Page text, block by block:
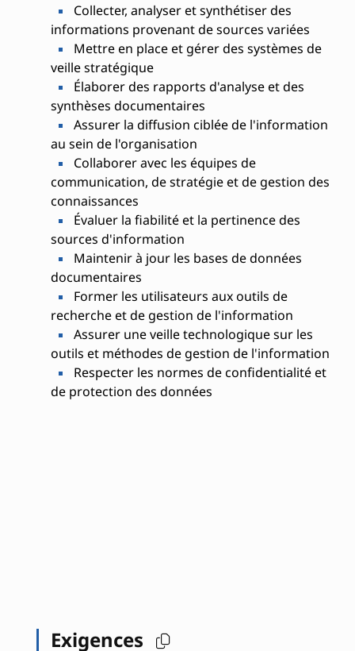
Collecter, analyser et synthétiser des
informations provenant de sources variées
Mettre en place et gérer des systèmes de
veille stratégique
Élaborer des rapports d'analyse et des
synthèses documentaires
Assurer la diffusion ciblée de l'information
au sein de l'organisation
Collaborer avec les équipes de
communication, de stratégie et de gestion des
connaissances
Évaluer la fiabilité et la pertinence des
sources d'information
Maintenir à jour les bases de données
documentaires
Former les utilisateurs aux outils de
recherche et de gestion de l'information
Assurer une veille technologique sur les
outils et méthodes de gestion de l'information
Respecter les normes de confidentialité et
de protection des données
Exigences